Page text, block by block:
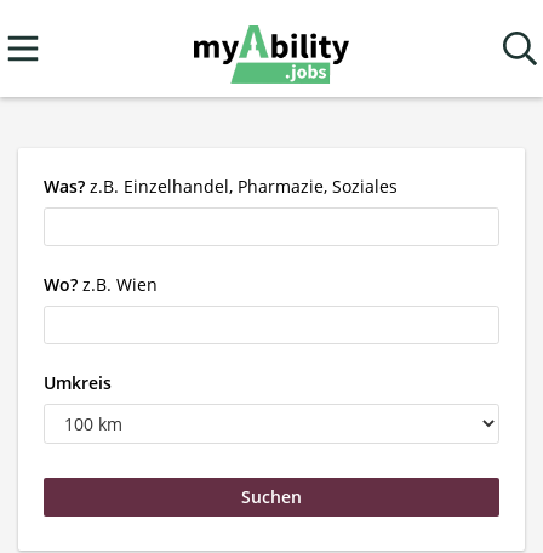
Was? z.B. Einzelhandel, Pharmazie, Soziales
Wo? z.B. Wien
Umkreis